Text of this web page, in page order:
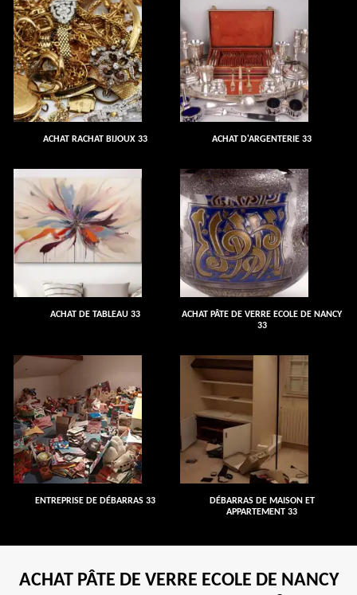
ACHAT RACHAT BIJOUX 33 ACHAT D'ARGENTERIE 33
ACHAT DE TABLEAU 33
ACHAT PÂTE DE VERRE ECOLE DE NANCY
33
ENTREPRISE DE DÉBARRAS 33
DÉBARRAS DE MAISON ET
APPARTEMENT 33
ACHAT PÂTE DE VERRE ECOLE DE NANCY